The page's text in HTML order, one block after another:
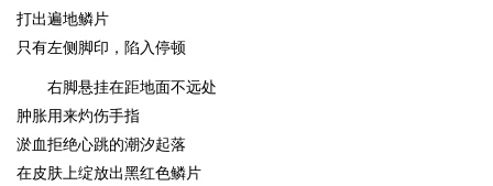
打出遍地鳞片
只有左侧脚印，陷入停顿
右脚悬挂在距地面不远处
肿胀用来灼伤手指
淤血拒绝心跳的潮汐起落
在皮肤上绽放出黑红色鳞片